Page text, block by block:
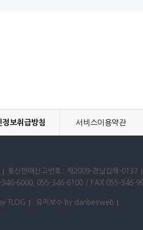
정보취급방침 서비스이용약관
통신판매신고번호 : 제2009-경남김해-0137
346-6000, 055-346-6100 / FAX 055-346-
TLOG 유지보수 by danbeeweb